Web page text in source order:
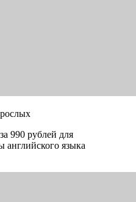
990 рублей для
английского языка